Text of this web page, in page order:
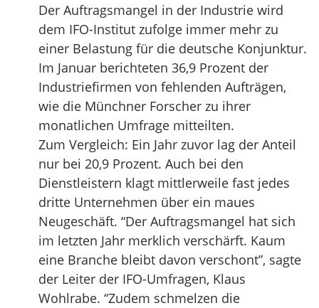
Der Auftragsmangel in der Industrie wird
dem IFO-Institut zufolge immer mehr zu
einer Belastung für die deutsche Konjunktur.
Im Januar berichteten 36,9 Prozent der
Industriefirmen von fehlenden Aufträgen,
wie die Münchner Forscher zu ihrer
monatlichen Umfrage mitteilten.
Zum Vergleich: Ein Jahr zuvor lag der Anteil
nur bei 20,9 Prozent. Auch bei den
Dienstleistern klagt mittlerweile fast jedes
dritte Unternehmen über ein maues
Neugeschäft. “Der Auftragsmangel hat sich
im letzten Jahr merklich verschärft. Kaum
eine Branche bleibt davon verschont”, sagte
der Leiter der IFO-Umfragen, Klaus
Wohlrabe. “Zudem schmelzen die